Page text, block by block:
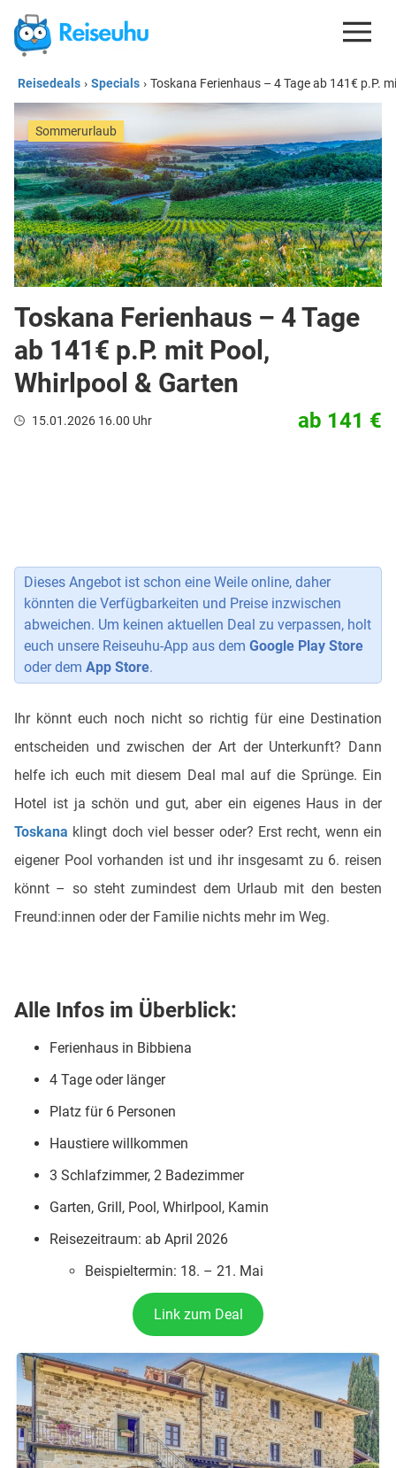
REISEDEALS
GUTSCHEINE
KREDITKARTEN
ESIM
REISEBLOG
Reisedeals › Specials › Toskana Ferienhaus – 4 Tage ab 141€ p.P.
Sommerurlaub
Toskana Ferienhaus – 4 Tage
ab 141€ p.P. mit Pool,
Whirlpool & Garten
15.01.2026 16.00 Uhr ab 141 €
Dieses Angebot ist schon eine Weile online, daher
könnten die Verfügbarkeiten und Preise inzwischen
abweichen. Um keinen aktuellen Deal zu verpassen, holt
euch unsere Reiseuhu-App aus dem Google Play Store
oder dem App Store.
Ihr könnt euch noch nicht so richtig für eine Destination
entscheiden und zwischen der Art der Unterkunft? Dann
helfe ich euch mit diesem Deal mal auf die Sprünge. Ein
Hotel ist ja schön und gut, aber ein eigenes Haus in der
Toskana klingt doch viel besser oder? Erst recht, wenn ein
eigener Pool vorhanden ist und ihr insgesamt zu 6. reisen
könnt – so steht zumindest dem Urlaub mit den besten
Freund:innen oder der Familie nichts mehr im Weg.
Alle Infos im Überblick:
Ferienhaus in Bibbiena
4 Tage oder länger
Platz für 6 Personen
Haustiere willkommen
3 Schlafzimmer, 2 Badezimmer
Garten, Grill, Pool, Whirlpool, Kamin
Reisezeitraum: ab April 2026
Beispieltermin: 18. – 21. Mai
Link zum Deal